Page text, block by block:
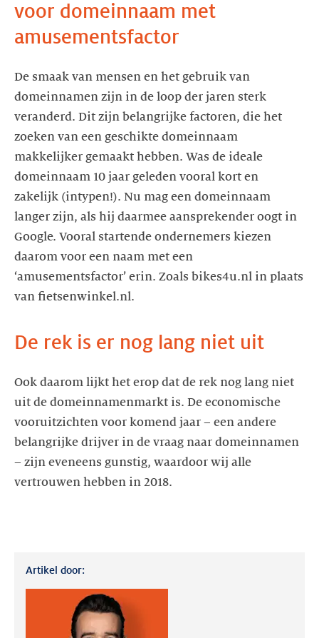
voor domeinnaam met
amusementsfactor
De smaak van mensen en het gebruik van
domeinnamen zijn in de loop der jaren sterk
veranderd. Dit zijn belangrijke factoren, die het
zoeken van een geschikte domeinnaam
makkelijker gemaakt hebben. Was de ideale
domeinnaam 10 jaar geleden vooral kort en
zakelijk (intypen!). Nu mag een domeinnaam
langer zijn, als hij daarmee aansprekender oogt in
Google. Vooral startende ondernemers kiezen
daarom voor een naam met een
‘amusementsfactor’ erin. Zoals bikes4u.nl in plaats
van fietsenwinkel.nl.
De rek is er nog lang niet uit
Ook daarom lijkt het erop dat de rek nog lang niet
uit de domeinnamenmarkt is. De economische
vooruitzichten voor komend jaar – een andere
belangrijke drijver in de vraag naar domeinnamen
– zijn eveneens gunstig, waardoor wij alle
vertrouwen hebben in 2018.
Artikel door: